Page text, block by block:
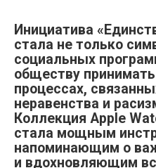
Инициатива
стала не только
социальных
обществу
процессах,
неравенства и
Коллекция Apple
стала мощным
напоминающим о
и вдохновляющим